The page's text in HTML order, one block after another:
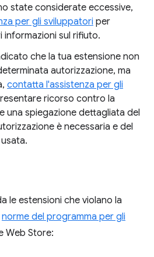
state considerate eccessive,
per gli sviluppatori per
informazioni sul rifiuto.
che la tua estensione non
autorizzazione, ma
contatta l'assistenza per gli
ricorso contro la
una spiegazione dettagliata del
è necessaria e del
le estensioni che violano la
norme del programma per gli
Web Store: